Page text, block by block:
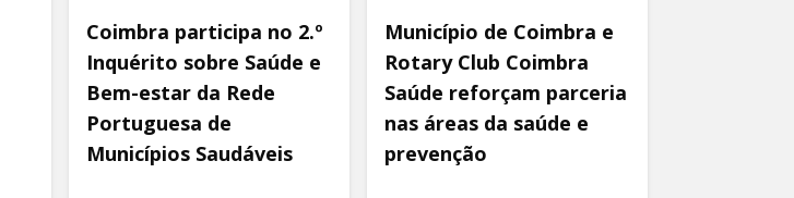
Coimbra participa no 2.º
Inquérito sobre Saúde e
Bem-estar da Rede
Portuguesa de
Municípios Saudáveis
Município de Coimbra e
Rotary Club Coimbra
Saúde reforçam parceria
nas áreas da saúde e
prevenção